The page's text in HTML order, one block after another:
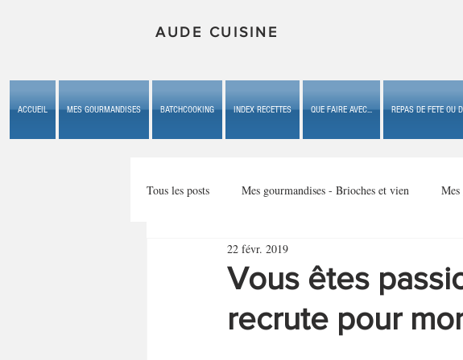
AUDE CUISINE
ACCUEIL MES GOURMANDISES BATCHCOOKING INDEX RECETTES QUE FAIRE AVEC... REPAS DE FETE OU
Tous les posts Mes gourmandises - Brioches et vien
Mes gourmandises - les gâteaux du b
Mes gourmandises - plaisirs d'enfan Accompagnements
Vous êtes
recrute pour
22 févr. 2019